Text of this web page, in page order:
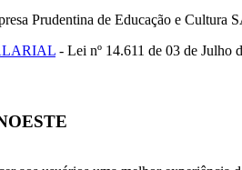
Prudentina de Educação e
- Lei nº 14.611 de 03 de Julho